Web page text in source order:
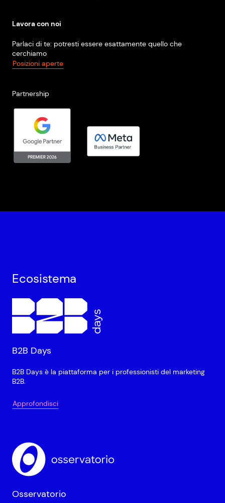
Lavora con noi
Parlaci di te: potresti essere esattamente quello che
cerchiamo
Posizioni aperte
Partnership
Ecosistema
B2B Days
B2B Days è la piattaforma per i professionisti del marketing
B2B.
Approfondisci
Osservatorio